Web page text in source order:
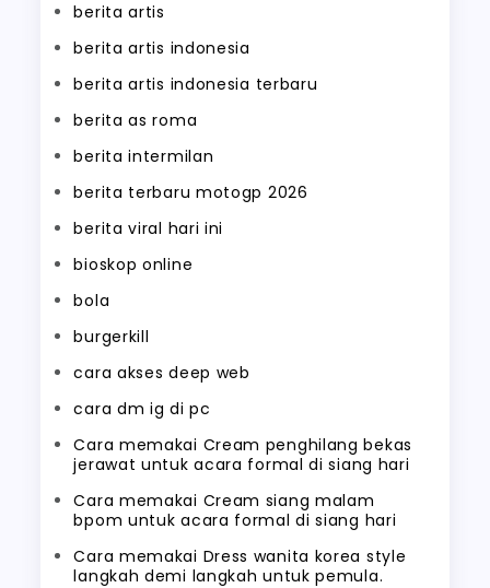
berita artis
berita artis indonesia
berita artis indonesia terbaru
berita as roma
berita intermilan
berita terbaru motogp 2026
berita viral hari ini
bioskop online
bola
burgerkill
cara akses deep web
cara dm ig di pc
Cara memakai Cream penghilang bekas
jerawat untuk acara formal di siang hari
Cara memakai Cream siang malam
bpom untuk acara formal di siang hari
Cara memakai Dress wanita korea style
langkah demi langkah untuk pemula.